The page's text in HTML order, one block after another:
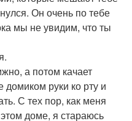
Он очень по тебе
мы не увидим, что ты
а потом качает
руки ко рту и
С тех пор, как меня
доме, я стараюсь